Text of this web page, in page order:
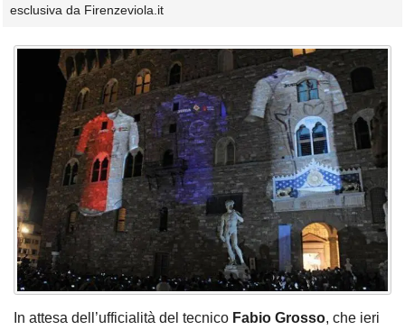
esclusiva da Firenzeviola.it
In attesa dell’ufficialità del tecnico Fabio Grosso, che ieri